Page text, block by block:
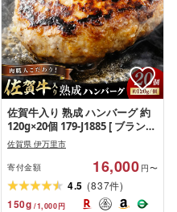
佐賀牛入り 熟成 ハンバーグ 約
120g×20個 179-J1885 [ ブランド
牛 肉 牛肉 豚肉 合い挽き 冷凍 惣
菜 簡単調理 焼くだけ ハンバー
グ ブランド牛 佐賀牛 20個 伊万
里市 お弁当 おかず お惣菜 ]
佐賀県 伊万里市
寄付金額 16,000 円〜
4.5 (837件)
150g /1,000円